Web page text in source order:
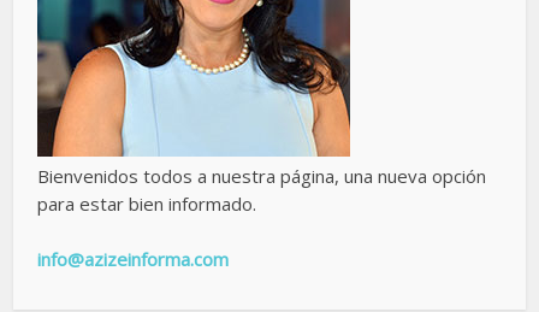
Bienvenidos todos a nuestra página, una nueva opción
para estar bien informado.
info@azizeinforma.com